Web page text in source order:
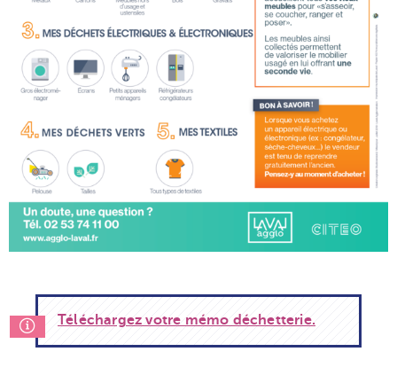
Téléchargez votre mémo déchetterie.